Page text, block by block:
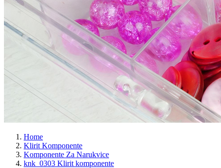
Home
Klirit Komponente
Komponente Za Narukvice
knk_0303 Klirit komponente